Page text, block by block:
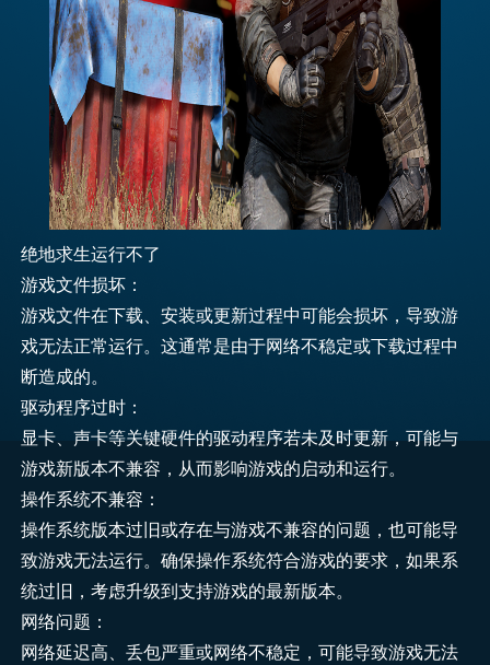
绝地求生运行不了
游戏文件损坏：
游戏文件在下载、安装或更新过程中可能会损坏，导致游
戏无法正常运行。这通常是由于网络不稳定或下载过程中
断造成的。
驱动程序过时：
显卡、声卡等关键硬件的驱动程序若未及时更新，可能与
游戏新版本不兼容，从而影响游戏的启动和运行。
操作系统不兼容：
操作系统版本过旧或存在与游戏不兼容的问题，也可能导
致游戏无法运行。确保操作系统符合游戏的要求，如果系
统过旧，考虑升级到支持游戏的最新版本。
网络问题：
网络延迟高、丢包严重或网络不稳定，可能导致游戏无法